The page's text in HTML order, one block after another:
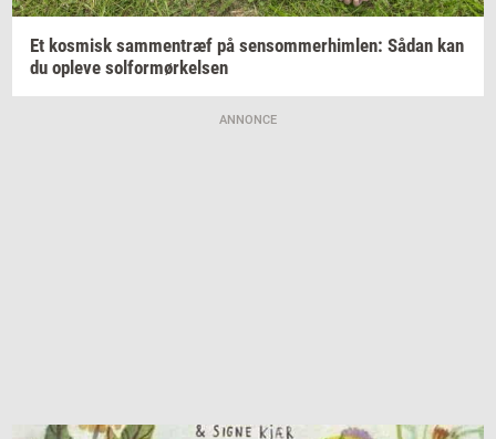
Et kos­misk sam­men­træf på sen­som­mer­him­len: Sådan kan
du op­le­ve sol­for­mør­kel­sen
ANNONCE